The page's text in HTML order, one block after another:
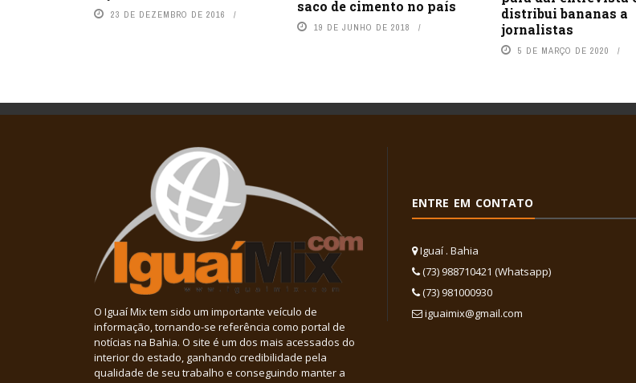
23 DE DEZEMBRO DE 2016
saco de cimento no país
19 DE JUNHO DE 2018
distribui bananas a
jornalistas
5 DE MARÇO DE 2020
O Iguaí Mix tem sido um importante veículo de
informação, tornando-se referência como portal de
notícias na Bahia. O site é um dos mais acessados do
interior do estado, ganhando credibilidade pela
qualidade de seu trabalho e conseguindo manter a
ENTRE EM CONTATO
Iguaí . Bahia
(73) 988710421 (Whatsapp)
(73) 981000930
iguaimix@gmail.com